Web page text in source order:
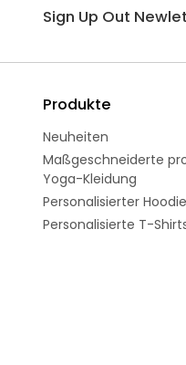
Sign Up Out
Produkte
Neuheiten
Maßgeschneiderte
Yoga-Kleidung
Personalisierter Hoodie
Personalisierte T-